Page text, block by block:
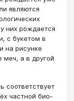
являются
них рождается
с букетом в
на рисунке
меч, а в другой
соответствует
частной био-